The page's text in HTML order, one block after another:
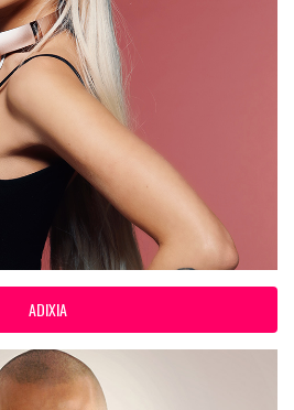
ADIXIA